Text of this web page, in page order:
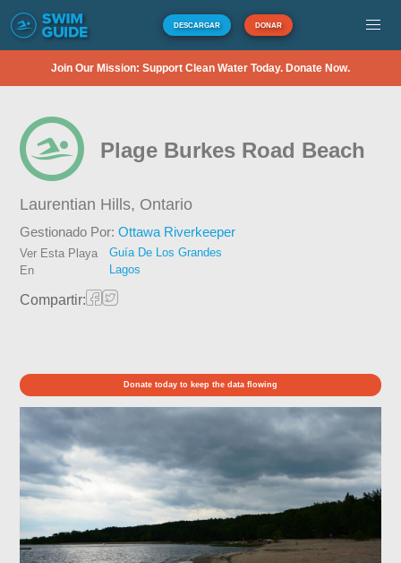
DESCARGAR DONAR
Join Our Mission: Support Clean Water Today. Donate Now.
Plage Burkes Road Beach
Laurentian Hills, Ontario
Gestionado Por:Ottawa Riverkeeper
Ver Esta Playa
En
Guía De Los Grandes
Lagos
Compartir:
Donate today to keep the data flowing